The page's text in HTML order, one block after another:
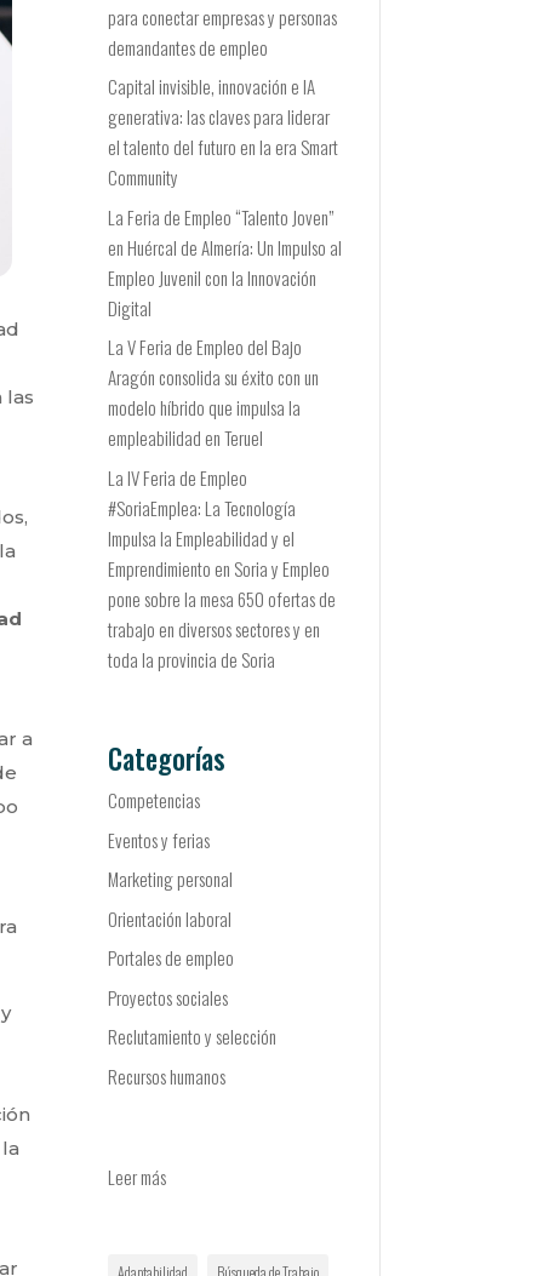
las
a
para conectar empresas y personas
demandantes de empleo
Capital invisible, innovación e IA
generativa: las claves para liderar
el talento del futuro en la era Smart
Community
La Feria de Empleo “Talento Joven”
en Huércal de Almería: Un Impulso al
Empleo Juvenil con la Innovación
Digital
La V Feria de Empleo del Bajo
Aragón consolida su éxito con un
modelo híbrido que impulsa la
empleabilidad en Teruel
La IV Feria de Empleo
#SoriaEmplea: La Tecnología
Impulsa la Empleabilidad y el
Emprendimiento en Soria y Empleo
pone sobre la mesa 650 ofertas de
trabajo en diversos sectores y en
toda la provincia de Soria
Categorías
Competencias
Eventos y ferias
Marketing personal
Orientación laboral
Portales de empleo
Proyectos sociales
Reclutamiento y selección
Recursos humanos
Leer más:
más